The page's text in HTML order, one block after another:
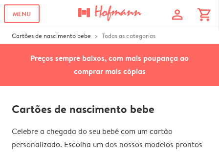
MENU profile shopping_cart
Cartões de nascimento bebe Todas as categorias
Preços sempre baixos, com mais poupança ao
comprar mais cópias
Cartões de nascimento bebe
Celebre a chegada do seu bebé com um cartão
personalizado. Escolha um dos nossos modelos prontos